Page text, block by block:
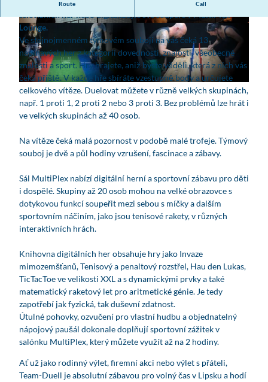
© www.team-duell.de, Team-Duell Leipzig
© www.team-duell.de, Team-Duell Leipzig | AI-
optimized
© www.team-duell.de, Team-Duell Leipzig | AI-
optimized
Route Call
Soutěžte v soubojích podle vzoru jedné z nejznámějších
televizních her nebo digitalizujte své soupeře v MultiPlex
Lounge.
Ve stejnojmenném týmovém souboji na vás čeká 13
napínavých her z kategorií dovednosti, znalosti, všeobecné
znalosti a sport. Hry hrajete, aniž byste věděli, která z nich vás
čeká příště. V každé hře sbíráte vzestupně body a určujete
celkového vítěze. Duelovat můžete v různě velkých skupinách,
např. 1 proti 1, 2 proti 2 nebo 3 proti 3. Bez problémů lze hrát i
ve velkých skupinách až 40 osob.
Na vítěze čeká malá pozornost v podobě malé trofeje. Týmový
souboj je dvě a půl hodiny vzrušení, fascinace a zábavy.
Sál MultiPlex nabízí digitální herní a sportovní zábavu pro děti
i dospělé. Skupiny až 20 osob mohou na velké obrazovce s
dotykovou funkcí soupeřit mezi sebou s míčky a dalším
sportovním náčiním, jako jsou tenisové rakety, v různých
interaktivních hrách.
Knihovna digitálních her obsahuje hry jako Invaze
mimozemšťanů, Tenisový a penaltový rozstřel, Hau den Lukas,
TicTacToe ve velikosti XXL a s dynamickými prvky a také
matematický raketový let pro aritmetické génie. Je tedy
zapotřebí jak fyzická, tak duševní zdatnost.
Útulné pohovky, ozvučení pro vlastní hudbu a objednatelný
nápojový paušál dokonale doplňují sportovní zážitek v
salónku MultiPlex, který můžete využít až na 2 hodiny.
Ať už jako rodinný výlet, firemní akci nebo výlet s přáteli,
Team-Duell je absolutní zábavou pro volný čas v Lipsku a hodí